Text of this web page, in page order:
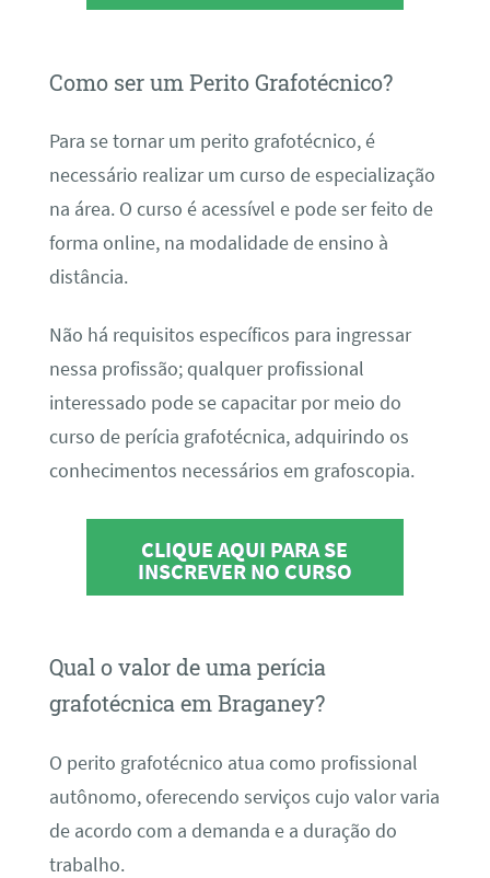
Como ser um Perito Grafotécnico?
Para se tornar um perito grafotécnico, é
necessário realizar um curso de especialização
na área. O curso é acessível e pode ser feito de
forma online, na modalidade de ensino à
distância.
Não há requisitos específicos para ingressar
nessa profissão; qualquer profissional
interessado pode se capacitar por meio do
curso de perícia grafotécnica, adquirindo os
conhecimentos necessários em grafoscopia.
CLIQUE AQUI PARA SE
INSCREVER NO CURSO
Qual o valor de uma perícia
grafotécnica em Braganey?
O perito grafotécnico atua como profissional
autônomo, oferecendo serviços cujo valor varia
de acordo com a demanda e a duração do
trabalho.